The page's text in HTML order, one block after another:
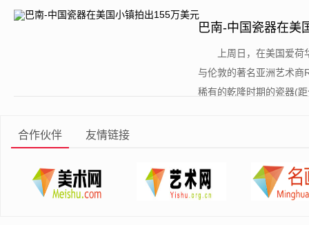
巴南-中国瓷器在美
上周日，在美国爱
与伦敦的著名亚洲艺术商
稀有的乾隆时期的瓷器(
合作伙伴 友情链接